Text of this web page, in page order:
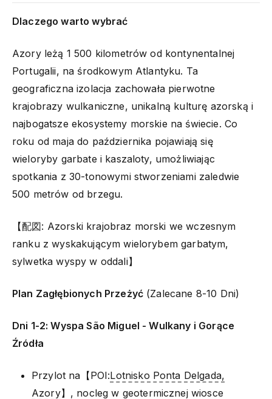
Dlaczego warto wybrać
Azory leżą 1 500 kilometrów od kontynentalnej
Portugalii, na środkowym Atlantyku. Ta
geograficzna izolacja zachowała pierwotne
krajobrazy wulkaniczne, unikalną kulturę azorską i
najbogatsze ekosystemy morskie na świecie. Co
roku od maja do października pojawiają się
wieloryby garbate i kaszaloty, umożliwiając
spotkania z 30-tonowymi stworzeniami zaledwie
500 metrów od brzegu.
【配図: Azorski krajobraz morski we wczesnym
ranku z wyskakującym wielorybem garbatym,
sylwetka wyspy w oddali】
Plan Zagłębionych Przeżyć (Zalecane 8-10 Dni)
Dni 1-2: Wyspa São Miguel - Wulkany i Gorące
Źródła
Przylot na【POI:Lotnisko Ponta Delgada,
Azory】, nocleg w geotermicznej wiosce